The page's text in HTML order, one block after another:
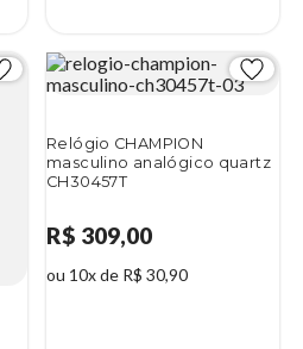
Relógio CHAMPION
masculino analógico quartz
CH30457T
R$ 309,00
ou 10x de R$ 30,90